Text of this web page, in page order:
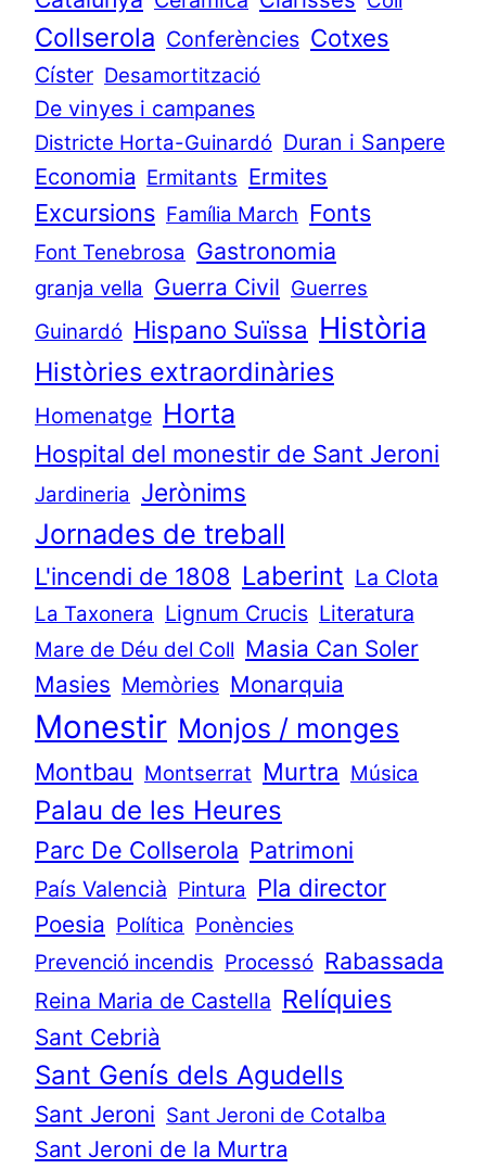
Collserola Conferències Cotxes
Císter Desamortització
De vinyes i campanes
Districte Horta-Guinardó Duran i Sanpere
Economia Ermitants Ermites
Excursions Família March Fonts
Font Tenebrosa Gastronomia
granja vella Guerra Civil Guerres
Guinardó Hispano Suïssa Història
Històries extraordinàries
Homenatge Horta
Hospital del monestir de Sant Jeroni
Jardineria Jerònims
Jornades de treball
L'incendi de 1808 Laberint La Clota
La Taxonera Lignum Crucis Literatura
Mare de Déu del Coll Masia Can Soler
Masies Memòries Monarquia
Monestir Monjos / monges
Montbau Montserrat Murtra Música
Palau de les Heures
Parc De Collserola Patrimoni
País Valencià Pintura Pla director
Poesia Política Ponències
Prevenció incendis Processó Rabassada
Reina Maria de Castella Relíquies
Sant Cebrià
Sant Genís dels Agudells
Sant Jeroni Sant Jeroni de Cotalba
Sant Jeroni de la Murtra